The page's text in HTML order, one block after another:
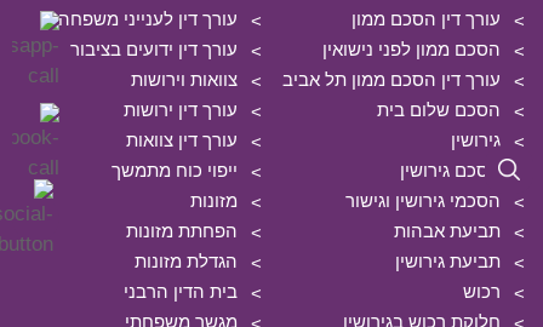
עורך דין הסכם ממון
הסכם ממון לפני נישואין
עורך דין הסכם ממון תל אביב
הסכם שלום בית
גירושין
הסכם גירושין
הסכמי גירושין וגישור
תביעת אבהות
תביעת גירושין
רכוש
חלוקת רכוש בגירושין
עורך דין לענייני משפחה
עורך דין ידועים בציבור
צוואות וירושות
עורך דין ירושות
עורך דין צוואות
ייפוי כוח מתמשך
מזונות
הפחתת מזונות
הגדלת מזונות
בית הדין הרבני
מגשר משפחתי